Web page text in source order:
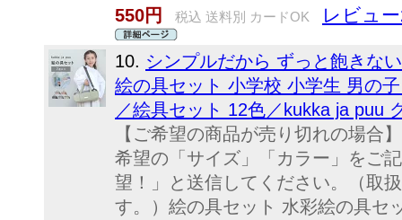
550円
税込 送料別 カードOK レビュ
10. シンプルだから ずっと飽きな
絵の具セット 小学校 小学生 男の
／絵具セット 12色／kukka ja puu
【ご希望の商品が売り切れの場合
希望の「サイズ」「カラー」をご
望！」と送信してください。（取
す。）絵の具セット 水彩絵の具セ